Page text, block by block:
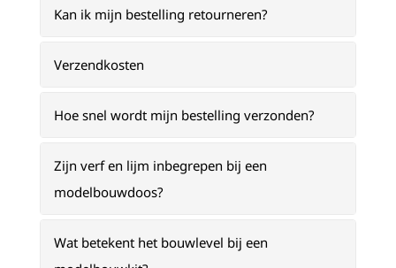
Kan ik mijn bestelling retourneren?
Verzendkosten
Hoe snel wordt mijn bestelling verzonden?
Zijn verf en lijm inbegrepen bij een
modelbouwdoos?
Wat betekent het bouwlevel bij een